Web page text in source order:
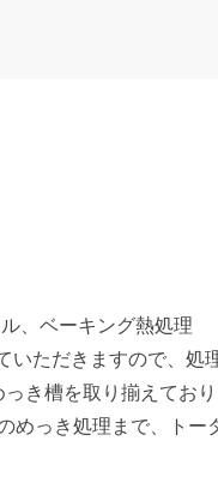
、ベーキング熱処理
いただきますので、処
き槽を取り揃えており
めっき処理まで、トー